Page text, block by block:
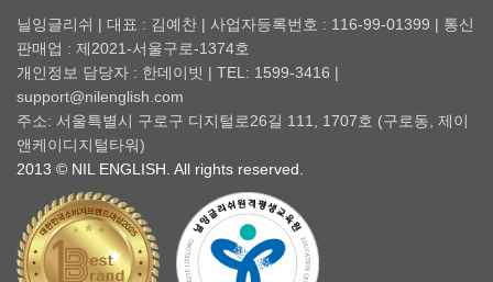
닐잉글리쉬 | 대표 : 김예찬 | 사업자등록번호 : 116-99-01399 | 통신
판매업 : 제2021-서울구로-1374호
개인정보 담당자 : 한데이빗 | TEL: 1599-3416 |
support@nilenglish.com
주소: 서울특별시 구로구 디지털로26길 111, 1707호 (구로동, 제이
앤케이디지털타워)
2013 © NIL ENGLISH. All rights reserved.